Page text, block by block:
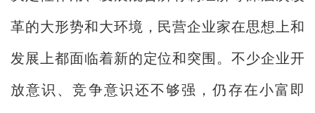
革的大形势和大环境，民营企业家在思想上和
发展上都面临着新的定位和突围。不少企业开
放意识、竞争意识还不够强，仍存在小富即